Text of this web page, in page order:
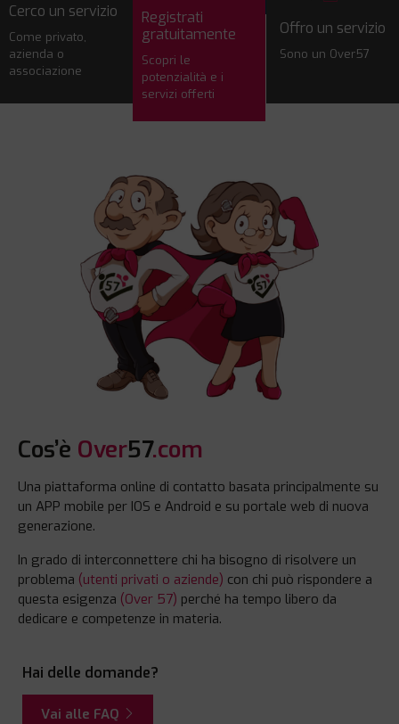
Cerco un servizio
Come privato,
azienda o
associazione
Registrati
gratuitamente
Scopri le
potenzialità e i
servizi offerti
Offro un servizio
Sono un Over57
Cos’è Over57.com
Una piattaforma online di contatto basata principalmente su
un APP mobile per IOS e Android e su portale web di nuova
generazione.
In grado di interconnettere chi ha bisogno di risolvere un
problema (utenti privati o aziende) con chi può rispondere a
questa esigenza (Over 57) perché ha tempo libero da
dedicare e competenze in materia.
Hai delle domande?
Vai alle FAQ